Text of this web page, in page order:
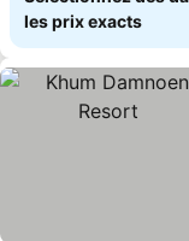
les prix exacts